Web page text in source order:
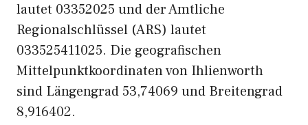
lautet 03352025 und der Amtliche
Regionalschlüssel (ARS) lautet
033525411025. Die geografischen
Mittelpunktkoordinaten von Ihlienworth
sind Längengrad 53,74069 und Breitengrad
8,916402.